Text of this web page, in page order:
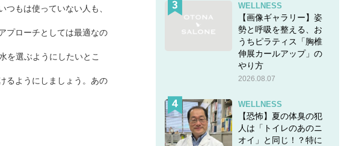
もは使っていない人も、
プローチとしては最適なの
を選ぶようにしたいとこ
るようにしましょう。あの
WELLNESS
【画像ギャラリー】姿
勢と呼吸を整える、お
うちピラティス「胸椎
伸展カールアップ」の
やり方
2026.08.07
WELLNESS
【恐怖】夏の体臭の犯
人は「トイレのあのニ
オイ」と同じ！？特に